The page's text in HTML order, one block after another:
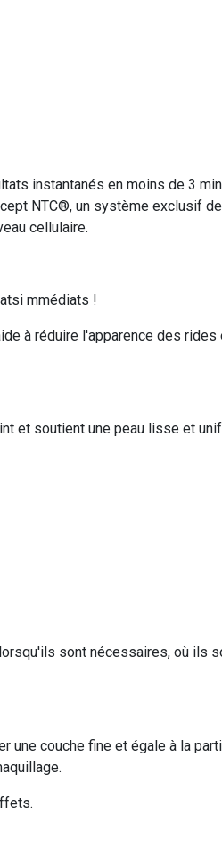
instantanés en moins de 3
NTC®, un système exclusif
cellulaire.
mmédiats !
à réduire l'apparence des
et soutient une peau lisse et
sont nécessaires, où ils
une couche fine et égale à la